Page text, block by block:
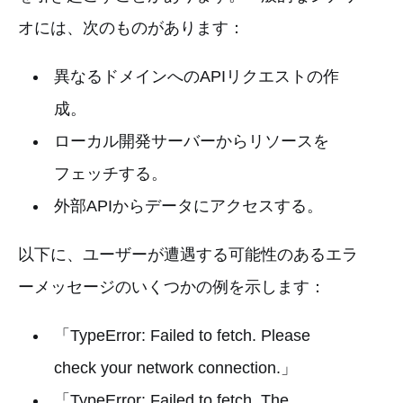
オには、次のものがあります：
異なるドメインへのAPIリクエストの作
成。
ローカル開発サーバーからリソースを
フェッチする。
外部APIからデータにアクセスする。
以下に、ユーザーが遭遇する可能性のあるエラ
ーメッセージのいくつかの例を示します：
「TypeError: Failed to fetch. Please
check your network connection.」